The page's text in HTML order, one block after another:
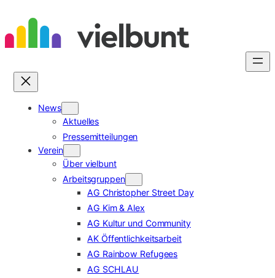
Inhalt
springen
News
Aktuelles
Pressemitteilungen
Verein
Über vielbunt
Arbeitsgruppen
AG Christopher Street Day
AG Kim & Alex
AG Kultur und Community
AK Öffentlichkeitsarbeit
AG Rainbow Refugees
AG SCHLAU